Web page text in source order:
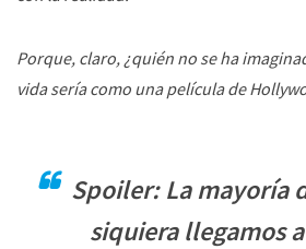
Porque, claro, ¿quién no se ha
vida sería como una película de
Spoiler: La mayoría
siquiera llegamos